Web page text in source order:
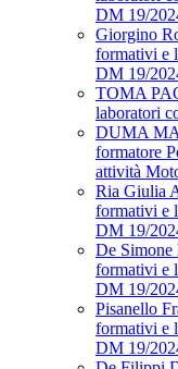
DM 19/
Giorgino
formativi e
DM 19/
TOMA
laboratori
DUMA
formatore
attività
Ria Giulia
formativi e
DM 19/
De Simone
formativi e
DM 19/
Pisanello
formativi e
DM 19/